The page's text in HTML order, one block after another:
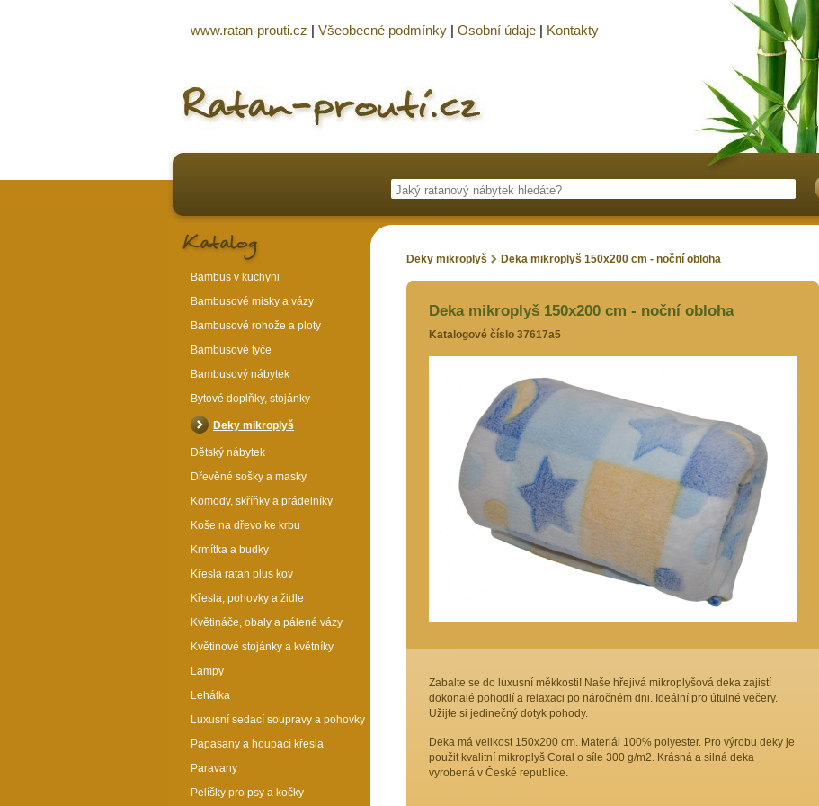
Deky mikroplyš Deka mikroplyš 150x200 cm - noční obloha
Deka mikroplyš 150x200 cm - noční obloha
Katalogové číslo 37617a5
Zabalte se do luxusní měkkosti! Naše hřejivá mikroplyšová deka zajistí
dokonalé pohodlí a relaxaci po náročném dni. Ideální pro útulné večery.
Užijte si jedinečný dotyk pohody.
Deka má velikost 150x200 cm. Materiál 100% polyester. Pro výrobu deky je
použit kvalitní mikroplyš Coral o síle 300 g/m2. Krásná a silná deka
vyrobená v České republice.
Bambus v kuchyni
Bambusové misky a vázy
Bambusové rohože a ploty
Bambusové tyče
Bambusový nábytek
Bytové doplňky, stojánky
Deky mikroplyš
Dětský nábytek
Dřevěné sošky a masky
Komody, skříňky a prádelníky
Koše na dřevo ke krbu
Krmítka a budky
Křesla ratan plus kov
Křesla, pohovky a židle
Květináče, obaly a pálené vázy
Květinové stojánky a květníky
Lampy
Lehátka
Luxusní sedací soupravy a pohovky
Papasany a houpací křesla
Paravany
Pelíšky pro psy a kočky
www.ratan-prouti.cz | Všeobecné podmínky | Osobní údaje | Kontakty